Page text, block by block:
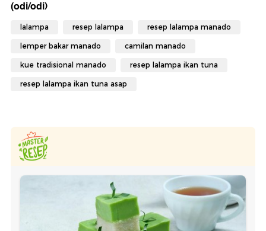
(odi/odi)
lalampa resep lalampa resep lalampa manado
lemper bakar manado camilan manado
kue tradisional manado resep lalampa ikan tuna
resep lalampa ikan tuna asap